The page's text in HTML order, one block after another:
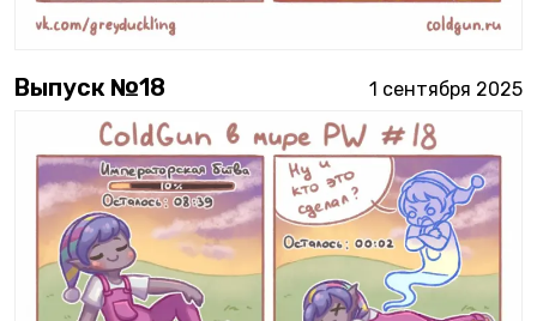
Выпуск №18 1 сентября 2025